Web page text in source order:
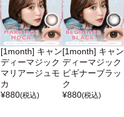
[1month] キャン
ディーマジック
マリアージュモ
カ
¥880(税込)
[1month] キャン
ディーマジック
ビギナーブラッ
ク
¥880(税込)